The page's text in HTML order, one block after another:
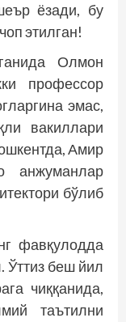
ёзади, бу
этилган!
Олмон
профессор
эмас,
вакиллари
Амир
анжуманлар
бўлиб
фавқулодда
Ўттиз беш йил
чиққанида,
таътилни